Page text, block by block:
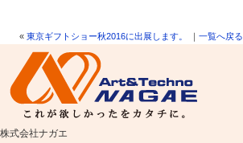
« 東京ギフトショー秋2016に出展します。 ｜ 一覧へ戻る
株式会社ナガエ